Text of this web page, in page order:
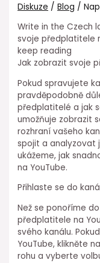
Diskuze /Blog /
Write in the Czech
svoje předplatitele
keep reading
Jak zobrazit svoje
Pokud spravujete
pravděpodobně
předplatitelé a jak
umožňuje zobrazit
rozhraní vašeho
spojit a analyzovat
ukážeme, jak
na YouTube.
Přihlaste se do
Než se ponoříme
předplatitele na
svého kanálu.
YouTube, klikněte
rohu a vyberte